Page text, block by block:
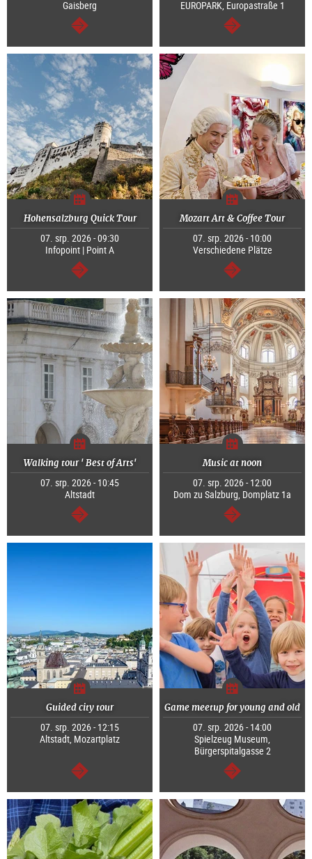
Gaisberg
continue
EUROPARK, Europastraße 1
continue
Hohensalzburg Quick Tour
07. srp. 2026 - 09:30
Infopoint | Point A
continue
Mozart Art & Coffee Tour
07. srp. 2026 - 10:00
Verschiedene Plätze
continue
Walking tour ' Best of Arts'
07. srp. 2026 - 10:45
Altstadt
continue
Music at noon
07. srp. 2026 - 12:00
Dom zu Salzburg, Domplatz 1a
continue
Guided city tour
07. srp. 2026 - 12:15
Altstadt, Mozartplatz
continue
Game meetup for young and old
07. srp. 2026 - 14:00
Spielzeug Museum,
Bürgerspitalgasse 2
continue